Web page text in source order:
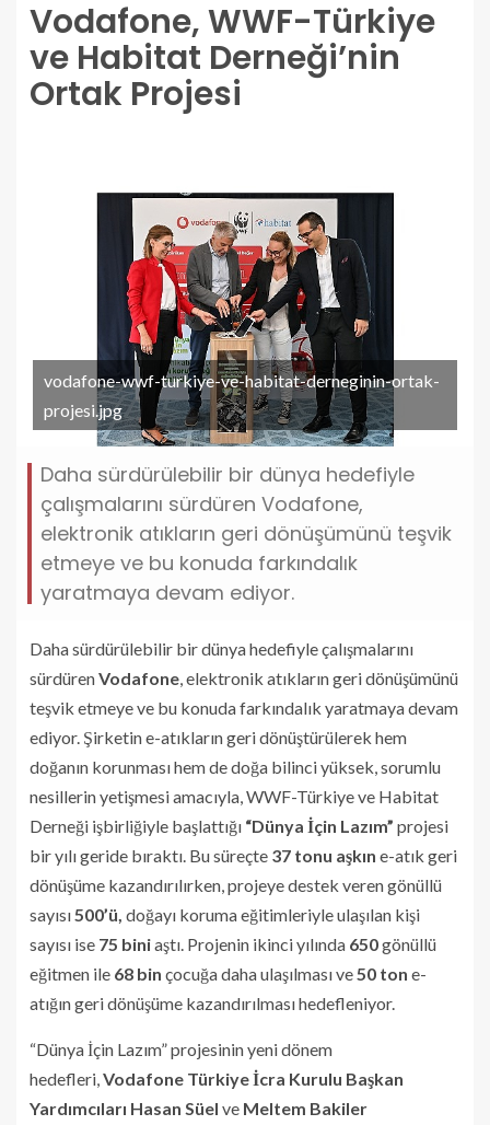
Vodafone, WWF-Türkiye
ve Habitat Derneği’nin
Ortak Projesi
vodafone-wwf-turkiye-ve-habitat-derneginin-ortak-
projesi.jpg
Daha sürdürülebilir bir dünya hedefiyle
çalışmalarını sürdüren Vodafone,
elektronik atıkların geri dönüşümünü teşvik
etmeye ve bu konuda farkındalık
yaratmaya devam ediyor.
Daha sürdürülebilir bir dünya hedefiyle çalışmalarını
sürdürenVodafone , elektronik atıkların geri dönüşümünü
teşvik etmeye ve bu konuda farkındalık yaratmaya devam
ediyor. Şirketin e-atıkların geri dönüştürülerek hem
doğanın korunması hem de doğa bilinci yüksek, sorumlu
nesillerin yetişmesi amacıyla, WWF-Türkiye ve Habitat
Derneği işbirliğiyle başlattığı “Dünya İçin Lazım” projesi
bir yılı geride bıraktı. Bu süreçte 37 tonu aşkın e-atık geri
dönüşüme kazandırılırken, projeye destek veren gönüllü
sayısı 500’ü, doğayı koruma eğitimleriyle ulaşılan kişi
sayısı ise 75 biniaştı. Projenin ikinci yılında 650gönüllü
eğitmen ile 68 bin çocuğa daha ulaşılması ve 50 ton e-
atığın geri dönüşüme kazandırılması hedefleniyor.
“Dünya İçin Lazım” projesinin yeni dönem
hedefleri, Vodafone Türkiye İcra Kurulu Başkan
Yardımcıları Hasan Süel ve Meltem Bakiler